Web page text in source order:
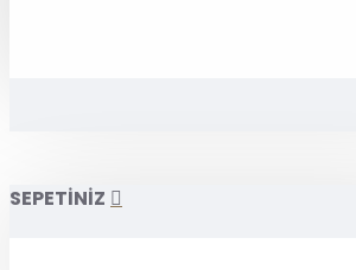
SEPETİNİZ